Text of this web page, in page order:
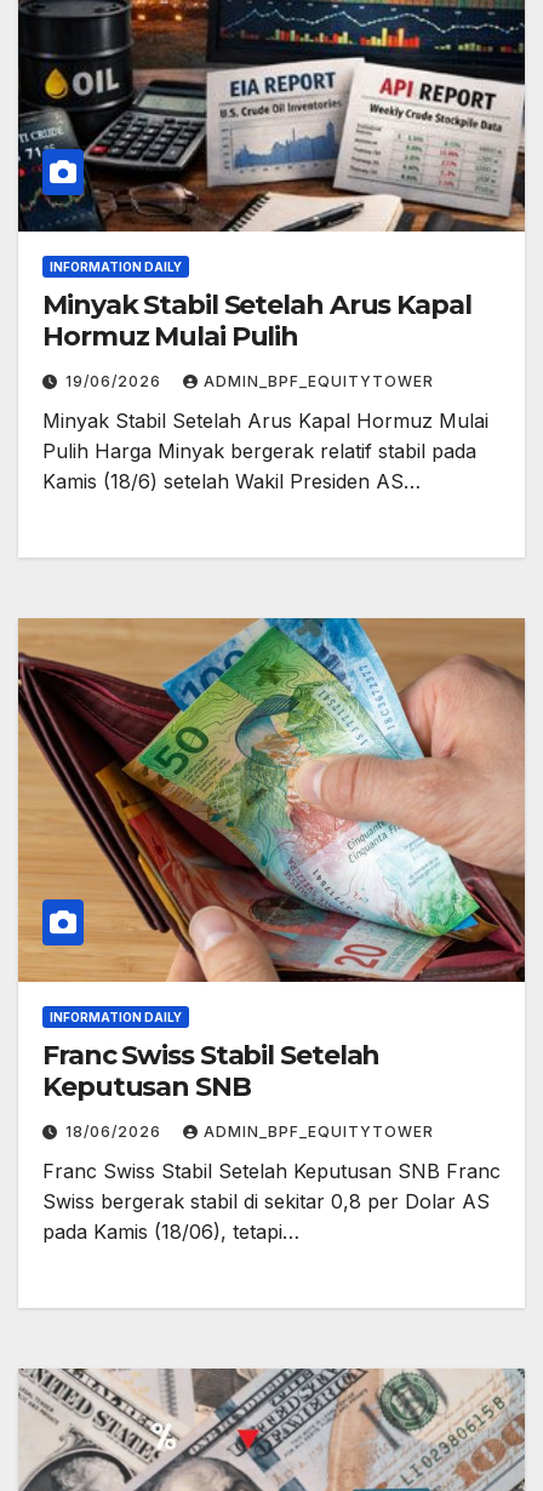
INFORMATION DAILY
Minyak Stabil Setelah Arus Kapal
Hormuz Mulai Pulih
19/06/2026 ADMIN_BPF_EQUITYTOWER
Minyak Stabil Setelah Arus Kapal Hormuz Mulai
Pulih Harga Minyak bergerak relatif stabil pada
Kamis (18/6) setelah Wakil Presiden AS…
INFORMATION DAILY
Franc Swiss Stabil Setelah
Keputusan SNB
18/06/2026 ADMIN_BPF_EQUITYTOWER
Franc Swiss Stabil Setelah Keputusan SNB Franc
Swiss bergerak stabil di sekitar 0,8 per Dolar AS
pada Kamis (18/06), tetapi…